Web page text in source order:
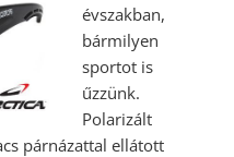
évszakban,
bármilyen
sportot is
űzzünk.
Polarizált
párnázattal ellátott